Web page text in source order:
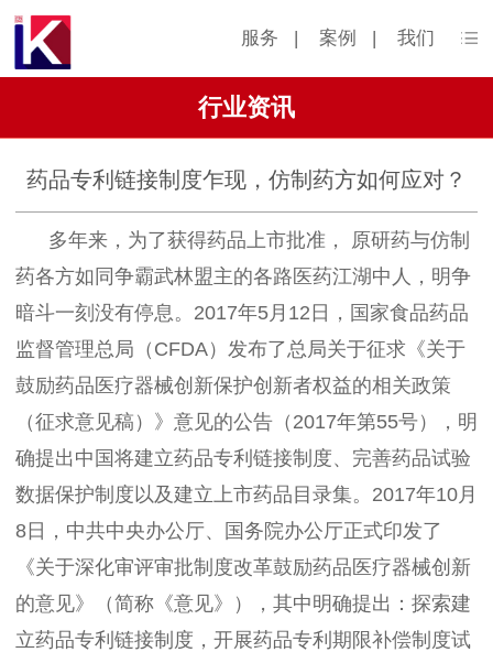
服务 | 案例 | 我们
行业资讯
药品专利链接制度乍现，仿制药方如何应对？
多年来，为了获得药品上市批准， 原研药与仿制
药各方如同争霸武林盟主的各路医药江湖中人，明争
暗斗一刻没有停息。2017年5月12日，国家食品药品
监督管理总局（CFDA）发布了总局关于征求《关于
鼓励药品医疗器械创新保护创新者权益的相关政策
（征求意见稿）》意见的公告（2017年第55号），明
确提出中国将建立药品专利链接制度、完善药品试验
数据保护制度以及建立上市药品目录集。2017年10月
8日，中共中央办公厅、国务院办公厅正式印发了
《关于深化审评审批制度改革鼓励药品医疗器械创新
的意见》（简称《意见》），其中明确提出：探索建
立药品专利链接制度，开展药品专利期限补偿制度试